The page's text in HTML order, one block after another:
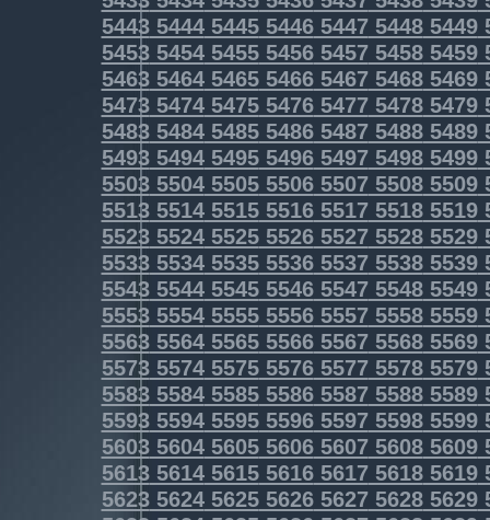
5443544454455446544754485449
5453545454555456545754585459
5463546454655466546754685469
5473547454755476547754785479
5483548454855486548754885489
5493549454955496549754985499
5503550455055506550755085509
5513551455155516551755185519
5523552455255526552755285529
5533553455355536553755385539
5543554455455546554755485549
5553555455555556555755585559
5563556455655566556755685569
5573557455755576557755785579
5583558455855586558755885589
5593559455955596559755985599
5603560456055606560756085609
5613561456155616561756185619
5623562456255626562756285629